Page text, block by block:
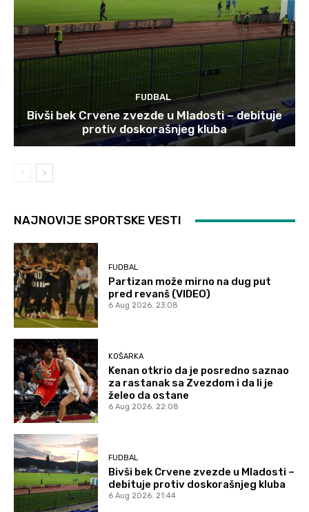
FUDBAL
Bivši bek Crvene zvezde u Mladosti – debituje
protiv doskorašnjeg kluba
NAJNOVIJE SPORTSKE VESTI
FUDBAL
Partizan može mirno na dug put
pred revanš (VIDEO)
6 Aug 2026. 23:08
KOŠARKA
Kenan otkrio da je posredno saznao
za rastanak sa Zvezdom i da li je
želeo da ostane
6 Aug 2026. 22:08
FUDBAL
Bivši bek Crvene zvezde u Mladosti –
debituje protiv doskorašnjeg kluba
6 Aug 2026. 21:44